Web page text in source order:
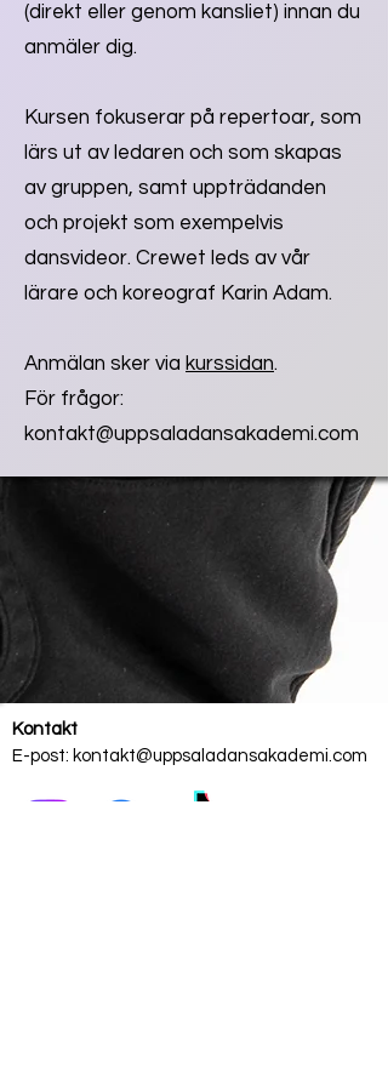
(direkt eller genom kansliet) innan du
anmäler dig.
Kursen fokuserar på repertoar, som
lärs ut av ledaren och som skapas
av gruppen, samt uppträdanden
och projekt som exempelvis
dansvideor. Crewet leds av vår
lärare och koreograf Karin Adam.
Anmälan sker via kurssidan.
För frågor:
kontakt@uppsaladansakademi.com
Kontakt
E-post: kontakt@uppsaladansakademi.com